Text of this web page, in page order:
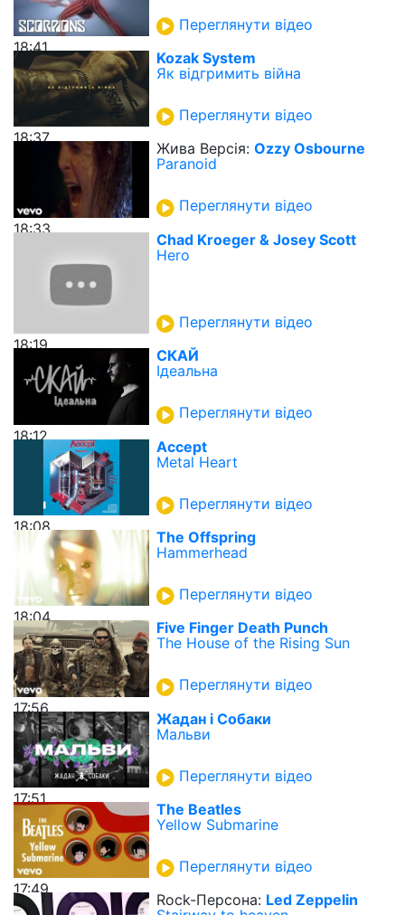
18:41
Переглянути відео
18:37
Kozak System
Як відгримить війна
Переглянути відео
18:33
Жива Версія: Ozzy Osbourne
Paranoid
Переглянути відео
18:19
Chad Kroeger & Josey Scott
Hero
Переглянути відео
18:12
СКАЙ
Ідеальна
Переглянути відео
18:08
Accept
Metal Heart
Переглянути відео
18:04
The Offspring
Hammerhead
Переглянути відео
17:56
Five Finger Death Punch
The House of the Rising Sun
Переглянути відео
17:51
Жадан і Собаки
Мальви
Переглянути відео
17:49
The Beatles
Yellow Submarine
Переглянути відео
Rock-Персона: Led Zeppelin